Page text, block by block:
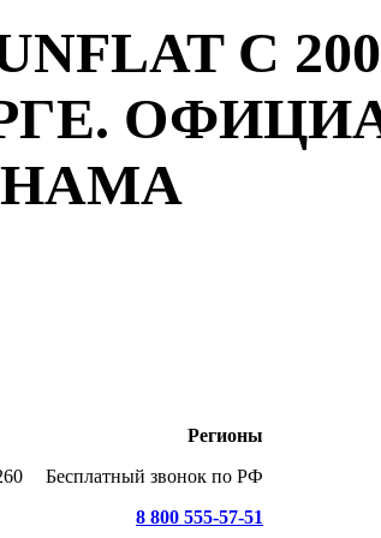
С
Регионы
Бесплатный звонок по РФ
8 800 555-57-51